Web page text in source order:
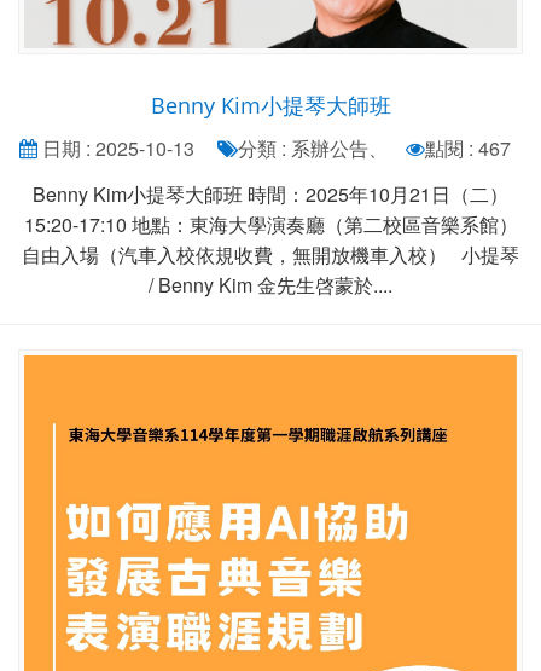
Benny Kim小提琴大師班
日期 : 2025-10-13 分類 : 系辦公告、
點閱 : 467
Benny Kim小提琴大師班 時間：2025年10月21日（二）
15:20-17:10 地點：東海大學演奏廳（第二校區音樂系館）
自由入場（汽車入校依規收費，無開放機車入校） 小提琴
/ Benny Kim 金先生啓蒙於....